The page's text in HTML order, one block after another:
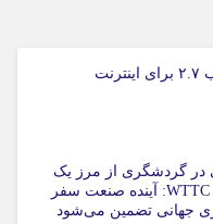
ماجرای اعمال ضریب ۲.۷ برای اینترنت
در گردشگری از مرز یک
تریلیون دلار گذشت/ WTTC: آینده صنعت سفر
جهانی تضمین می‌شود